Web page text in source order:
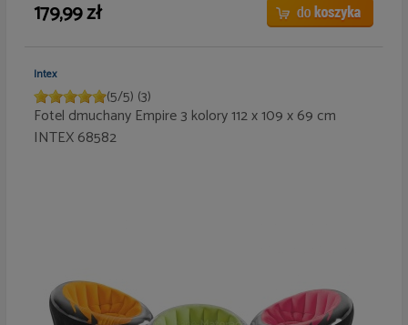
179,99 zł
Intex
(5/5) (3)
Fotel dmuchany Empire 3 kolory 112 x 109 x 69 cm
INTEX 68582